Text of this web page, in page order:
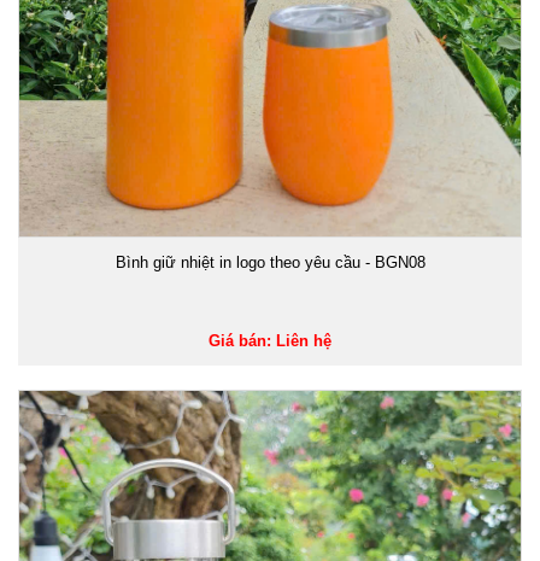
Bình giữ nhiệt in logo theo yêu cầu - BGN08
Giá bán: Liên hệ